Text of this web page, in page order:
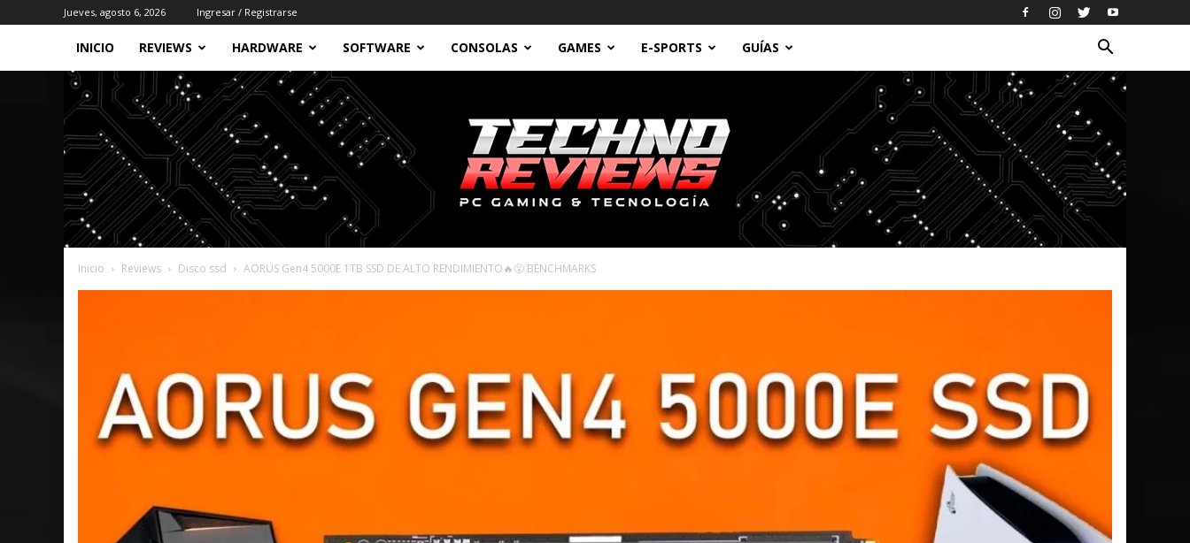
Jueves, agosto 6, 2026 Ingresar / Registrarse
INICIO REVIEWS HARDWARE SOFTWARE CONSOLAS GAMES E-SPORTS GUÍAS
Inicio Reviews Disco ssd AORUS Gen4 5000E 1TB SSD DE ALTO RENDIMIENTO🔥😵 BENCHMARKS